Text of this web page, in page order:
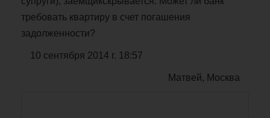
требовать квартиру в счет погашения
задолженности?
10 сентября 2014 г. 18:57
Матвей, Москва